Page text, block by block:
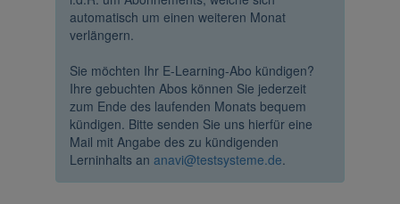
automatisch um einen weiteren Monat
verlängern.
Sie möchten Ihr E-Learning-Abo kündigen?
Ihre gebuchten Abos können Sie jederzeit
zum Ende des laufenden Monats bequem
kündigen. Bitte senden Sie uns hierfür eine
Mail mit Angabe des zu kündigenden
Lerninhalts ananavi@testsysteme.de.